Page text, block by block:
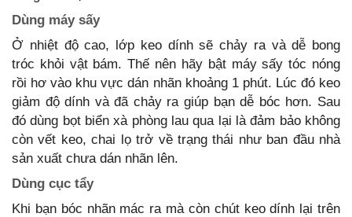
Dùng máy sấy
Ở nhiệt độ cao, lớp keo dính sẽ chảy ra và dễ bong
tróc khỏi vật bám. Thế nên hãy bật máy sấy tóc nóng
rồi hơ vào khu vực dán nhãn khoảng 1 phút. Lúc đó keo
giảm độ dính và đã chảy ra giúp bạn dễ bóc hơn. Sau
đó dùng bọt biển xà phòng lau qua lại là đảm bảo không
còn vết keo, chai lọ trở về trạng thái như ban đầu nhà
sản xuất chưa dán nhãn lên.
Dùng cục tẩy
Khi bạn bóc nhãn mác ra mà còn chút keo dính lại trên